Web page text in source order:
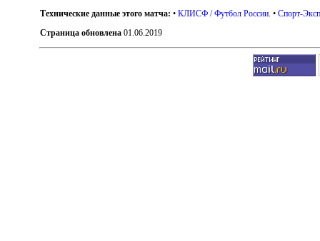
Технические данные этого матча: •КЛИСФ / Футбол России . •Спорт-
Страница обновлена 01.06.2019